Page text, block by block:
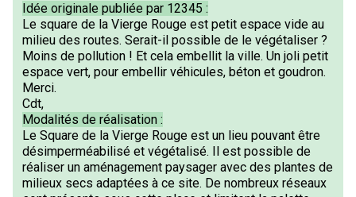
Idée originale publiée par 12345 :
Le square de la Vierge Rouge est petit espace vide au
milieu des routes. Serait-il possible de le végétaliser ?
Moins de pollution ! Et cela embellit la ville. Un joli petit
espace vert, pour embellir véhicules, béton et goudron.
Merci.
Cdt,
Modalités de réalisation :
Le Square de la Vierge Rouge est un lieu pouvant être
désimperméabilisé et végétalisé. Il est possible de
réaliser un aménagement paysager avec des plantes de
milieux secs adaptées à ce site. De nombreux réseaux